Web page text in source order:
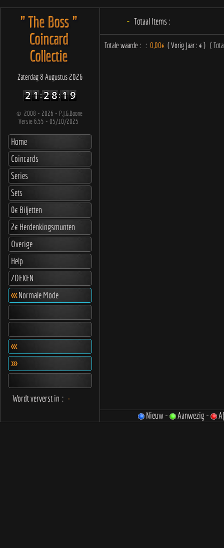
" The Boss "
Coincard
Collectie
Zaterdag 8 Augustus 2026
© 2008 - 2026 - P.J.G.Boone
Versie 6.55 - 05/10/2025
Home
Coincards
Series
Sets
0€ Biljetten
2€ Herdenkingsmunten
Overige
Help
ZOEKEN
<<<Normale Mode
<<<
>>>
Wordt ververst in : -
- Totaal Items :
Nieuw - Aanwezig -